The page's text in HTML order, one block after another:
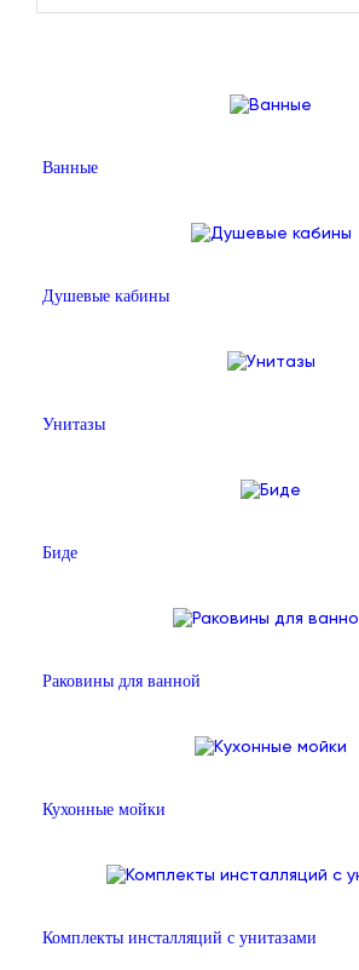
Ванные
Душевые кабины
Унитазы
Биде
Раковины для ванной
Кухонные мойки
Комплекты инсталляций с унитазами